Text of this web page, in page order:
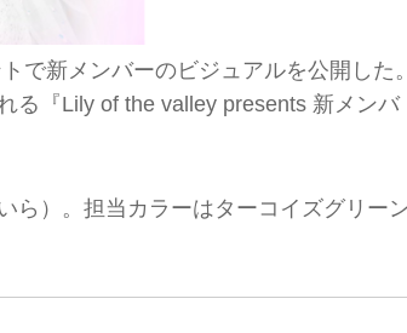
で新メンバーのビジュアルを公開した
る『Lily of the valley presents 新メンバ
ら）。担当カラーはターコイズグリー